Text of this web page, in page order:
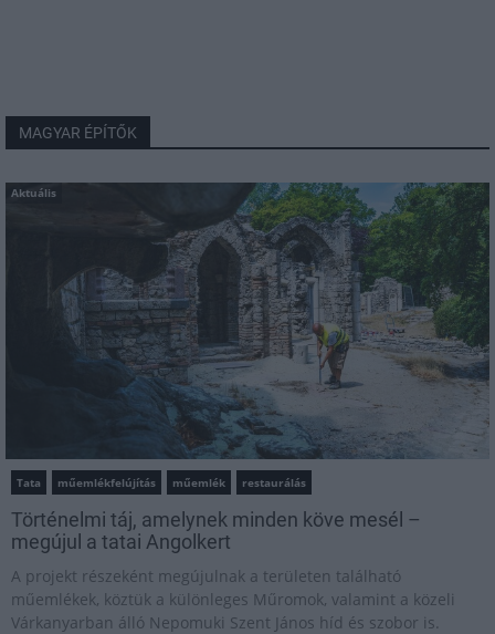
MAGYAR ÉPÍTŐK
Aktuális
Tata műemlékfelújítás műemlék restaurálás
Történelmi táj, amelynek minden köve mesél –
megújul a tatai Angolkert
A projekt részeként megújulnak a területen található
műemlékek, köztük a különleges Műromok, valamint a közeli
Várkanyarban álló Nepomuki Szent János híd és szobor is.